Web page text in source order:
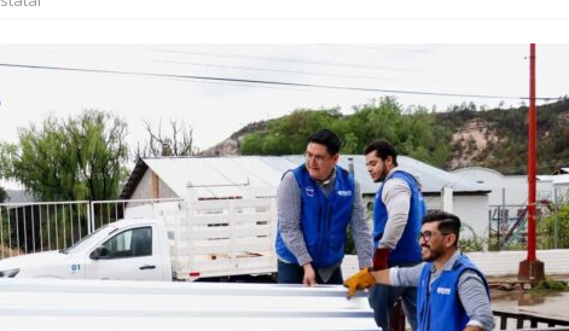
5, 2026 ] Inauguran quinta edición de Conectando Generaciones